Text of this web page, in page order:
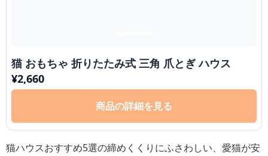
猫 おもちゃ 折りたたみ式 三角 爪とぎ ハウス
¥2,660
商品の詳細を見る
猫ハウスおすすめ5選の締めくくりにふさわしい、愛猫が安